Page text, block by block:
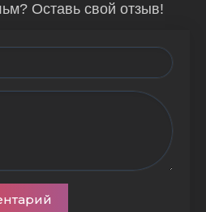
Оставь свой отзыв!